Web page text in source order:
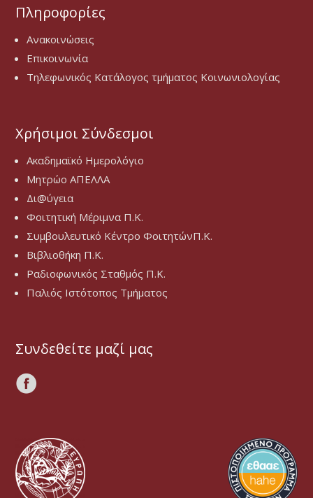
Πληροφορίες
Ανακοινώσεις
Επικοινωνία
Τηλεφωνικός Κατάλογος τμήματος Κοινωνιολογίας
Χρήσιμοι Σύνδεσμοι
Ακαδημαϊκό Ημερολόγιο
Μητρώο ΑΠΕΛΛΑ
Δι@ύγεια
Φοιτητική Μέριμνα Π.Κ.
Συμβουλευτικό Κέντρο ΦοιτητώνΠ.Κ.
Βιβλιοθήκη Π.Κ.
Ραδιοφωνικός Σταθμός Π.Κ.
Παλιός Ιστότοπος Τμήματος
Συνδεθείτε μαζί μας